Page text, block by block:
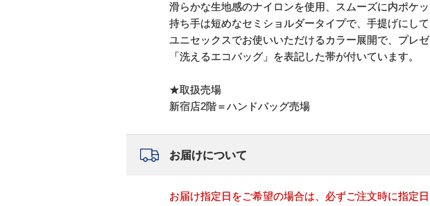
滑らかな生地感のナイロンを使用、スムーズに内ポケ
持ち手は短めなセミショルダータイプで、手提げにし
ユニセックスでお使いいただけるカラー展開で、プレゼ
「洗えるエコバッグ」を表記した帯が付いています。
★取扱売場
新宿店2階＝ハンドバッグ売場
お届けについて
お届け指定日をご希望の場合は、必ずご注文時に指定